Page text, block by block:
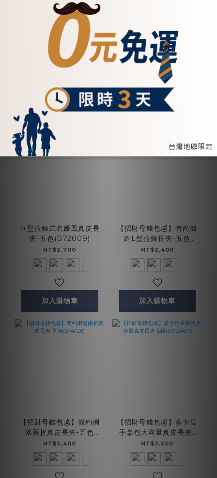
加入購物車 加入購物車
長夾
ㄇ型拉鍊式名媛風真皮長
夾-五色(072009)
NT$2,700
加入購物車
【招財母錢包💰】時尚簡
約L型拉鍊長夾-五色
(074354)
NT$2,400
加入購物車
【招財母錢包💰】簡約俐
落兩折真皮長夾-五色
(074128)
NT$2,400
【招財母錢包💰】多卡位
手拿包大容量真皮長夾-
四色(072467)
NT$3,200